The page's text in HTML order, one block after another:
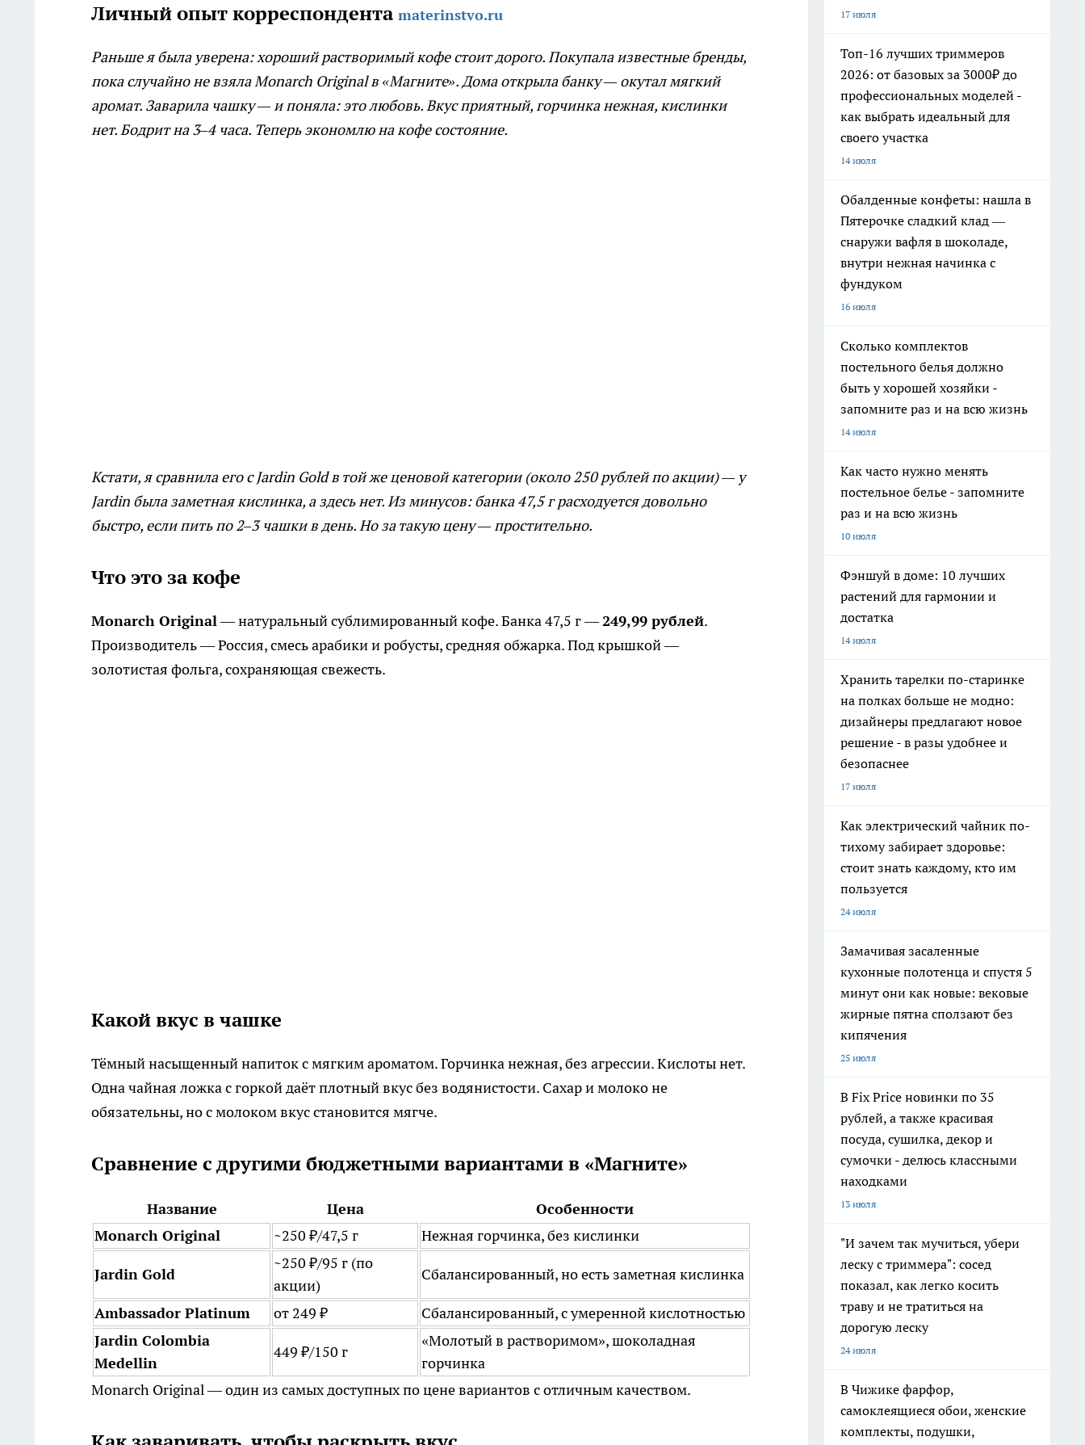
Личный опыт корреспондента materinstvo.ru
Раньше я была уверена: хороший растворимый кофе стоит дорого. Покупала известные бренды,
пока случайно не взяла Monarch Original в «Магните». Дома открыла банку — окутал мягкий
аромат. Заварила чашку — и поняла: это любовь. Вкус приятный, горчинка нежная, кислинки
нет. Бодрит на 3–4 часа. Теперь экономлю на кофе состояние.
Кстати, я сравнила его с Jardin Gold в той же ценовой категории (около 250 рублей по акции) — у
Jardin была заметная кислинка, а здесь нет. Из минусов: банка 47,5 г расходуется довольно
быстро, если пить по 2–3 чашки в день. Но за такую цену — простительно.
Что это за кофе
Monarch Original— натуральный сублимированный кофе. Банка 47,5 г —249,99 рублей.
Производитель — Россия, смесь арабики и робусты, средняя обжарка. Под крышкой —
золотистая фольга, сохраняющая свежесть.
Какой вкус в чашке
Тёмный насыщенный напиток с мягким ароматом. Горчинка нежная, без агрессии. Кислоты нет.
Одна чайная ложка с горкой даёт плотный вкус без водянистости. Сахар и молоко не
обязательны, но с молоком вкус становится мягче.
Сравнение с другими бюджетными вариантами в «Магните»
Название Цена
Особенности
Monarch Original
~250 ₽/47,5 г Нежная горчинка, без кислинки
Jardin Gold
~250 ₽/95 г (по
акции)
Сбалансированный, но есть заметная кислинка
Ambassador Platinum от 249 ₽
Сбалансированный, с умеренной кислотностью
Jardin Colombia
Medellin
449 ₽/150 г
«Молотый в растворимом», шоколадная
горчинка
Monarch Original — один из самых доступных по цене вариантов с отличным качеством.
17 июля
Топ-16 лучших триммеров
2026: от базовых за 3000₽ до
профессиональных моделей -
как выбрать идеальный для
своего участка
14 июля
Обалденные конфеты: нашла в
Пятерочке сладкий клад —
снаружи вафля в шоколаде,
внутри нежная начинка с
фундуком
16 июля
Сколько комплектов
постельного белья должно
быть у хорошей хозяйки -
запомните раз и на всю жизнь
14 июля
Как часто нужно менять
постельное белье - запомните
раз и на всю жизнь
10 июля
Фэншуй в доме: 10 лучших
растений для гармонии и
достатка
14 июля
Хранить тарелки по-старинке
на полках больше не модно:
дизайнеры предлагают новое
решение - в разы удобнее и
безопаснее
17 июля
Как электрический чайник по-
тихому забирает здоровье:
стоит знать каждому, кто им
пользуется
24 июля
Замачивая засаленные
кухонные полотенца и спустя 5
минут они как новые: вековые
жирные пятна сползают без
кипячения
25 июля
В Fix Price новинки по 35
рублей, а также красивая
посуда, сушилка, декор и
сумочки - делюсь классными
находками
13 июля
"И зачем так мучиться, убери
леску с триммера": сосед
показал, как легко косить
траву и не тратиться на
дорогую леску
24 июля
В Чижике фарфор,
самоклеящиеся обои, женские
комплекты, подушки,